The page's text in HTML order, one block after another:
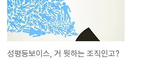
단경남지역본부, 창원시마산건강가정다문화
가족지원센터)과 활동가(전문상담사, 배움지
도사, 키움보듬이, 전문상담위원, 경남 가족
愛서포터즈)시상, 그리고 한 해 동안 이용가
족들의 모습을 담은 동영상 상영으로 이루어
성평등보이스, 거 뭣하는 조직인고?